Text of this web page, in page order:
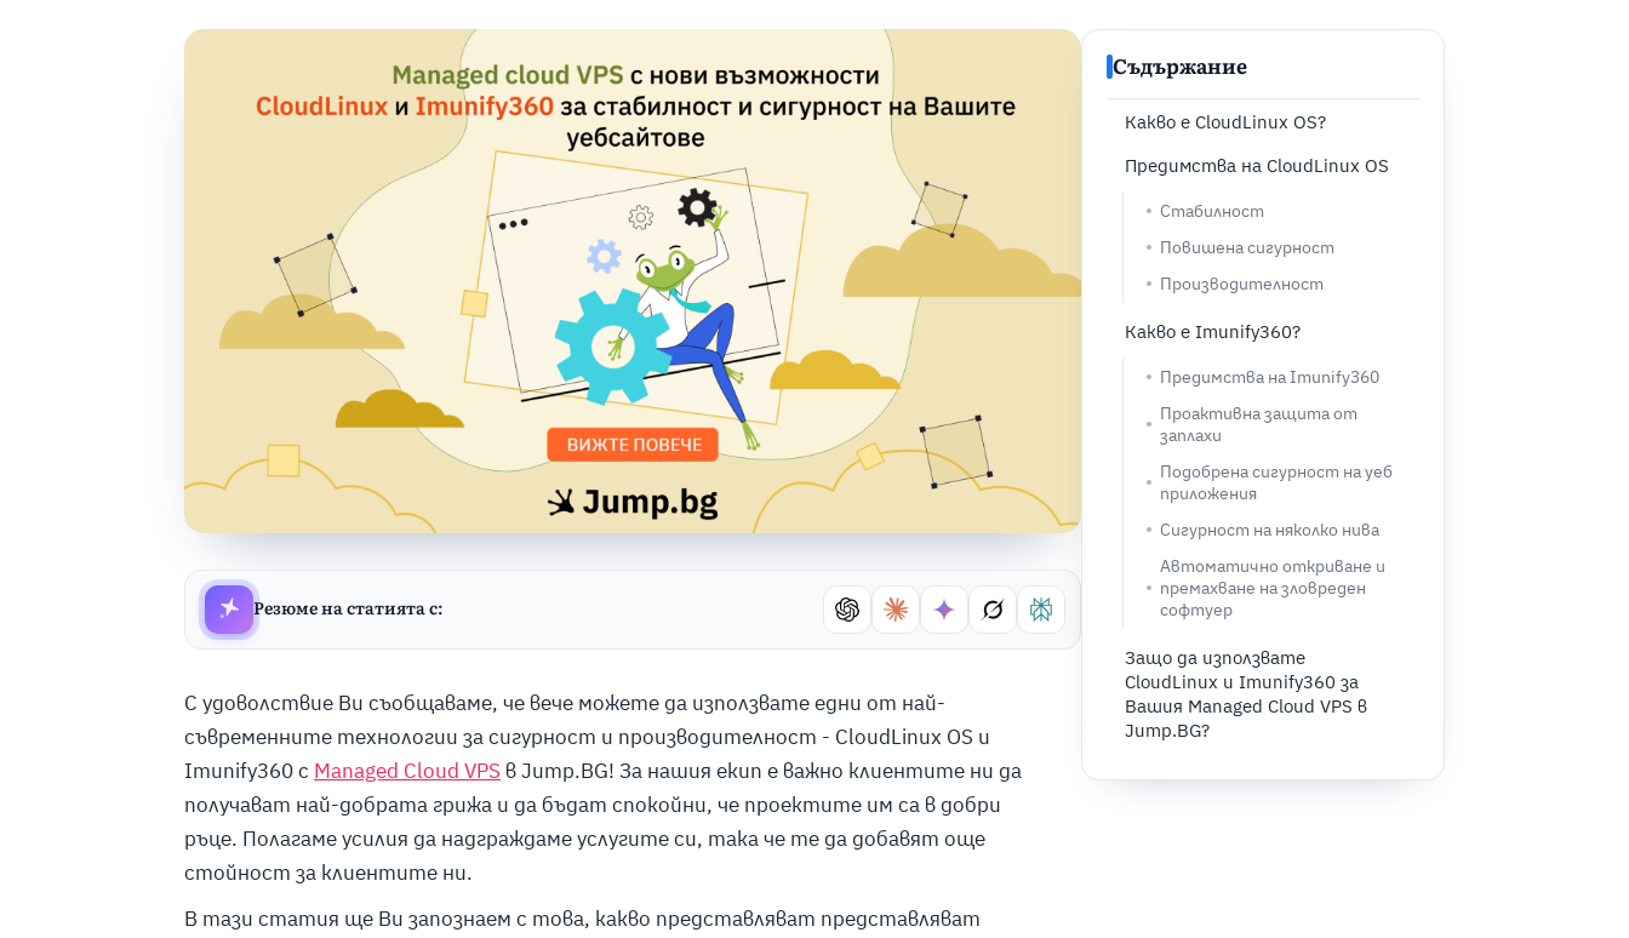
Съдържание
Какво е CloudLinux OS?
Предимства на CloudLinux OS
Стабилност
Повишена сигурност
Производителност
Какво е Imunify360?
Предимства на Imunify360
Проактивна защита от
заплахи
Подобрена сигурност на уеб
приложения
Сигурност на няколко нива
Автоматично откриване и
премахване на зловреден
софтуер
Защо да използвате
CloudLinux и Imunify360 за
Вашия Managed Cloud VPS в
Jump.BG?
Как да добавите CloudLinux и
Резюме на статията с:
С удоволствие Ви съобщаваме, че вече можете да използвате едни от най-
съвременните технологии за сигурност и производителност - CloudLinux OS и
Imunify360 с Managed Cloud VPS в Jump.BG! За нашия екип е важно клиентите ни да
получават най-добрата грижа и да бъдат спокойни, че проектите им са в добри
ръце. Полагаме усилия да надграждаме услугите си, така че те да добавят още
стойност за клиентите ни.
В тази статия ще Ви запознаем с това, какво представляват представляват